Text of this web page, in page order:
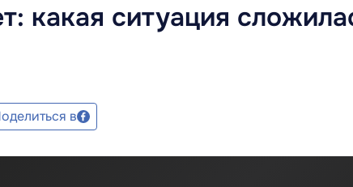
какая ситуация
в